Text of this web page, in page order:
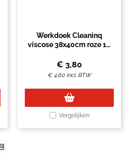
Werkdoek Cleaninq
viscose 38x40cm roze 10
€ 3,80
€4,60 Incl. BTW
Vergelijken